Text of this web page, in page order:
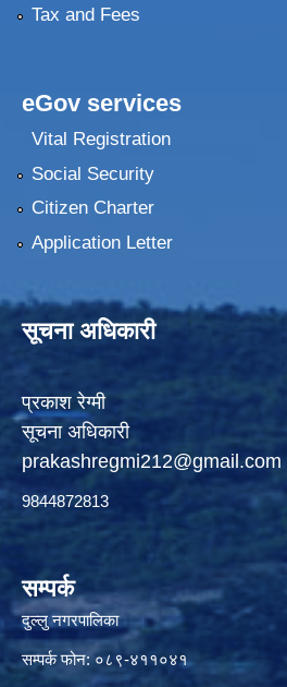
Tax and Fees
eGov services
Vital Registration
Social Security
Citizen Charter
Application Letter
सूचना अधिकारी
प्रकाश रेग्मी
सूचना अधिकारी
prakashregmi212@gmail.com
9844872813
सम्पर्क
दुल्लु नगरपालिका
सम्पर्क फोन: ०८९-४११०४१